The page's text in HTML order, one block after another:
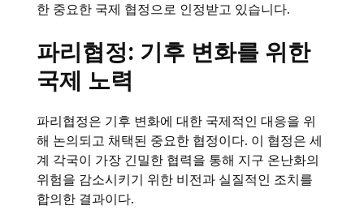
한 중요한 국제 협정으로 인정받고 있습니다.
파리협정: 기후 변화를 위한
국제 노력
파리협정은 기후 변화에 대한 국제적인 대응을 위
해 논의되고 채택된 중요한 협정이다. 이 협정은 세
계 각국이 가장 긴밀한 협력을 통해 지구 온난화의
위험을 감소시키기 위한 비전과 실질적인 조치를
합의한 결과이다.